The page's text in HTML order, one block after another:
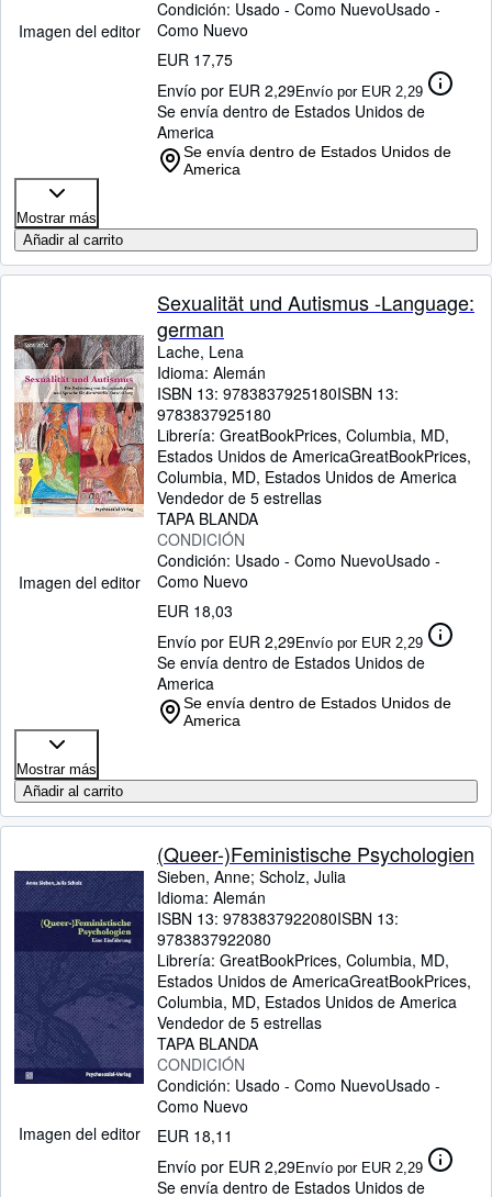
Imagen del editor
Condición: Usado - Como NuevoUsado -
Como Nuevo
EUR 17,75
Envío por EUR 2,29Envío por EUR 2,29
Se envía dentro de Estados Unidos de
America
Se envía dentro de Estados Unidos de
America
Mostrar más
Añadir al carrito
Imagen del editor
Sexualität und Autismus -Language:
german
Lache, Lena
Idioma: Alemán
ISBN 13: 9783837925180ISBN 13:
9783837925180
Librería: GreatBookPrices, Columbia, MD,
Estados Unidos de AmericaGreatBookPrices,
Columbia, MD, Estados Unidos de America
Vendedor de 5 estrellas
TAPA BLANDA
CONDICIÓN
Condición: Usado - Como NuevoUsado -
Como Nuevo
EUR 18,03
Envío por EUR 2,29Envío por EUR 2,29
Se envía dentro de Estados Unidos de
America
Se envía dentro de Estados Unidos de
America
Mostrar más
Añadir al carrito
Imagen del editor
(Queer-)Feministische Psychologien
Sieben, Anne; Scholz, Julia
Idioma: Alemán
ISBN 13: 9783837922080ISBN 13:
9783837922080
Librería: GreatBookPrices, Columbia, MD,
Estados Unidos de AmericaGreatBookPrices,
Columbia, MD, Estados Unidos de America
Vendedor de 5 estrellas
TAPA BLANDA
CONDICIÓN
Condición: Usado - Como NuevoUsado -
Como Nuevo
EUR 18,11
Envío por EUR 2,29Envío por EUR 2,29
Se envía dentro de Estados Unidos de